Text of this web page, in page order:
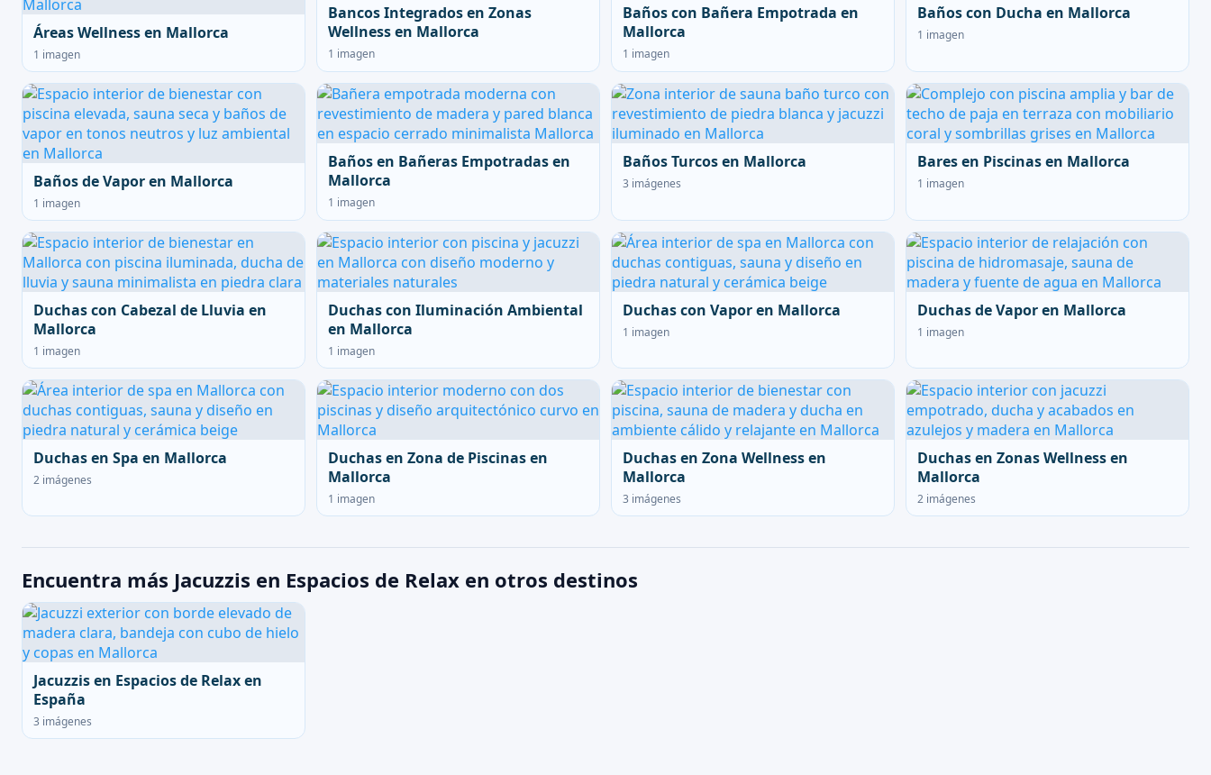
Áreas Wellness en Mallorca
1 imagen
Bancos Integrados en Zonas
Wellness en Mallorca
1 imagen
Baños con Bañera Empotrada en
Mallorca
1 imagen
Baños con Ducha en Mallorca
1 imagen
Baños de Vapor en Mallorca
1 imagen
Baños en Bañeras Empotradas en
Mallorca
1 imagen
Baños Turcos en Mallorca
3 imágenes
Bares en Piscinas en Mallorca
1 imagen
Duchas con Cabezal de Lluvia en
Mallorca
1 imagen
Duchas con Iluminación Ambiental
en Mallorca
1 imagen
Duchas con Vapor en Mallorca
1 imagen
Duchas de Vapor en Mallorca
1 imagen
Duchas en Spa en Mallorca
2 imágenes
Duchas en Zona de Piscinas en
Mallorca
1 imagen
Duchas en Zona Wellness en
Mallorca
3 imágenes
Duchas en Zonas Wellness en
Mallorca
2 imágenes
Encuentra más Jacuzzis en Espacios de Relax en otros destinos
Jacuzzis en Espacios de Relax en
España
3 imágenes